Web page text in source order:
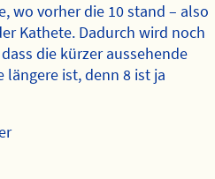
wo vorher die 10 stand – also
Kathete. Dadurch wird noch
die kürzer aussehende
längere ist, denn 8 ist ja